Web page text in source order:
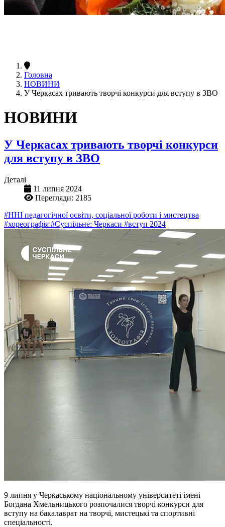
Головна
НОВИНИ
У Черкасах тривають творчі конкурси для вступу в ЗВО
НОВИНИ
У Черкасах тривають творчі конкурси
для вступу в ЗВО
Деталі
11 липня 2024
Перегляди: 2185
#ННІ педагогічної освіти, соціальної роботи і мистецтва
#хореографія #Суспільне: Черкаси #вступ 2024
9 липня у Черкаському національному університеті імені
Богдана Хмельницького розпочалися творчі конкурси для
вступу на бакалаврат на творчі, мистецькі та спортивні
спеціальності.